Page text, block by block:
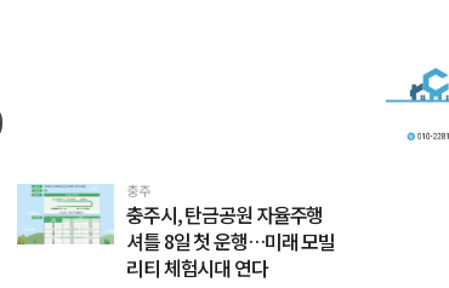
충주
충주시, 탄금공원 자율주행
셔틀 8일 첫 운행…미래 모빌
리티 체험시대 연다